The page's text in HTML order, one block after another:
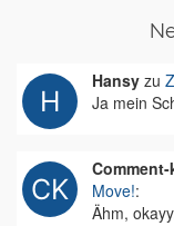
Hansy zu
Ja mein
Move!:
Ähm,